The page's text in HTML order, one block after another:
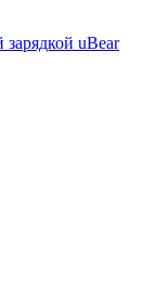
uBear